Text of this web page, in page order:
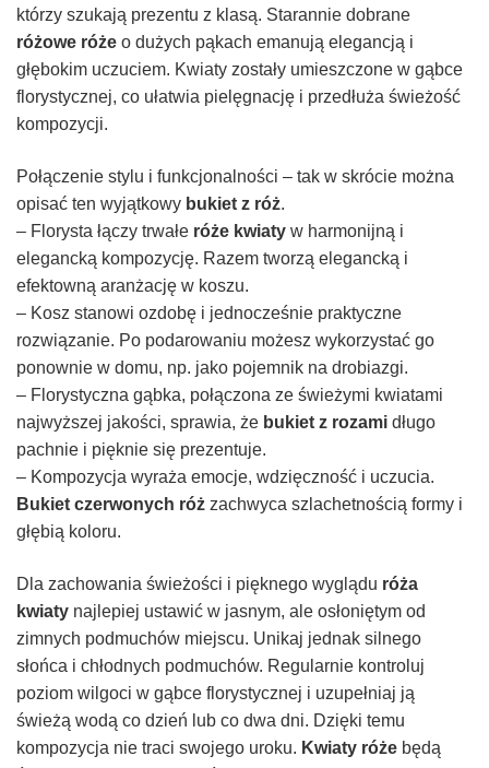
którzy szukają prezentu z klasą. Starannie dobrane
różowe róże o dużych pąkach emanują elegancją i
głębokim uczuciem. Kwiaty zostały umieszczone w gąbce
florystycznej, co ułatwia pielęgnację i przedłuża świeżość
kompozycji.
Połączenie stylu i funkcjonalności – tak w skrócie można
opisać ten wyjątkowy bukiet z róż.
– Florysta łączy trwałe róże kwiaty w harmonijną i
elegancką kompozycję. Razem tworzą elegancką i
efektowną aranżację w koszu.
– Kosz stanowi ozdobę i jednocześnie praktyczne
rozwiązanie. Po podarowaniu możesz wykorzystać go
ponownie w domu, np. jako pojemnik na drobiazgi.
– Florystyczna gąbka, połączona ze świeżymi kwiatami
najwyższej jakości, sprawia, że bukiet z rozami długo
pachnie i pięknie się prezentuje.
– Kompozycja wyraża emocje, wdzięczność i uczucia.
Bukiet czerwonych róż zachwyca szlachetnością formy i
głębią koloru.
Dla zachowania świeżości i pięknego wyglądu róża
kwiaty najlepiej ustawić w jasnym, ale osłoniętym od
zimnych podmuchów miejscu. Unikaj jednak silnego
słońca i chłodnych podmuchów. Regularnie kontroluj
poziom wilgoci w gąbce florystycznej i uzupełniaj ją
świeżą wodą co dzień lub co dwa dni. Dzięki temu
kompozycja nie traci swojego uroku. Kwiaty róże będą